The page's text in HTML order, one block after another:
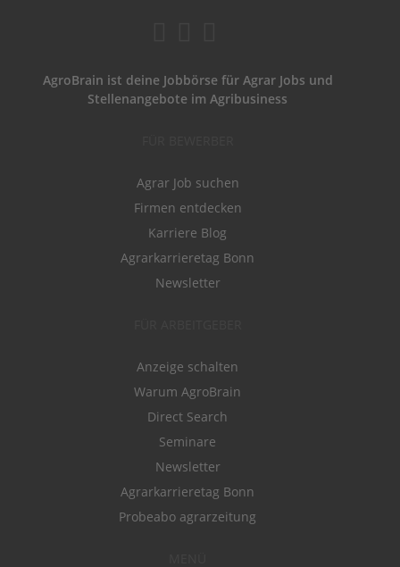
AgroBrain ist deine Jobbörse für Agrar Jobs und
Stellenangebote im Agribusiness
Agrar Job suchen
Firmen entdecken
Karriere Blog
Agrarkarrieretag Bonn
Newsletter
Anzeige schalten
Warum AgroBrain
Direct Search
Seminare
Newsletter
Agrarkarrieretag Bonn
Probeabo agrarzeitung